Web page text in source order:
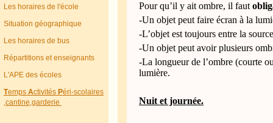
Les horaires de l'école
Situation géographique
Les horaires de bus
Répartitions et enseignants
L'APE des écoles
TempsActivitésPéri-scolaires
,cantine,garderie
Pour qu’il y ait ombre, il faut
-Un objet peut faire écran à la
-L’objet est toujours entre la
-Un objet peut avoir plusieurs
-La longueur de l’ombre (courte
lumière.
Nuit et journée.